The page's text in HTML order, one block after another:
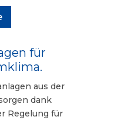
für
aus der
dank
Regelung für